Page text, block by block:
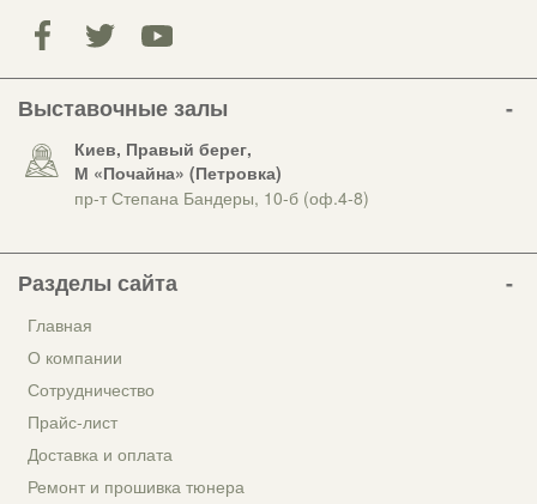
Выставочные залы
Киев, Правый берег,
М «Почайна» (Петровка)
пр-т Степана Бандеры, 10-б (оф.4-8)
Разделы сайта
Главная
О компании
Сотрудничество
Прайс-лист
Доставка и оплата
Ремонт и прошивка тюнера